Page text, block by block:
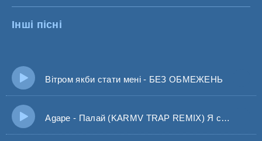
Інші пісні
Вітром якби стати мені - БЕЗ ОБМЕЖЕНЬ
Agape - Палай (KARMV TRAP REMIX) Я сердце подарив тобі знов своє